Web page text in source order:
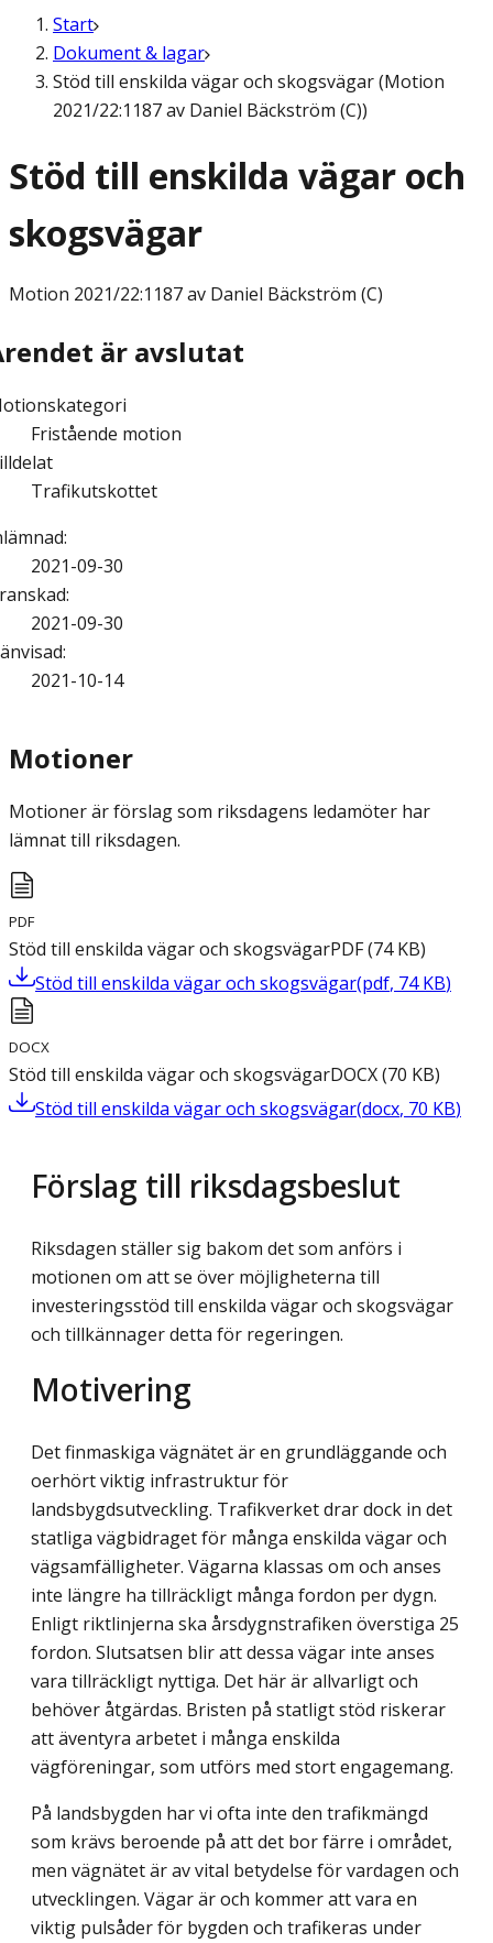
Start
Dokument & lagar
Stöd till enskilda vägar och skogsvägar (Motion
2021/22:1187 av Daniel Bäckström (C))
Stöd till enskilda vägar och
skogsvägar
Motion 2021/22:1187 av Daniel Bäckström (C)
är avslutat
Fristående motion
Trafikutskottet
:
2021-09-30
:
2021-09-30
:
2021-10-14
Motioner
Motioner är förslag som riksdagens ledamöter har
lämnat till riksdagen.
PDF
Stöd till enskilda vägar och skogsvägarPDF(74 KB)
Stöd till enskilda vägar och skogsvägar(pdf, 74 KB)
DOCX
Stöd till enskilda vägar och skogsvägarDOCX(70 KB)
Stöd till enskilda vägar och skogsvägar(docx, 70 KB)
Förslag till riksdagsbeslut
Riksdagen ställer sig bakom det som anförs i
motionen om att se över möjligheterna till
investeringsstöd till enskilda vägar och skogsvägar
och tillkännager detta för regeringen.
Motivering
Det finmaskiga vägnätet är en grundläggande och
oerhört viktig infrastruktur för
landsbygdsutveckling. Trafikverket drar dock in det
statliga vägbidraget för många enskilda vägar och
vägsamfälligheter. Vägarna klassas om och anses
inte längre ha tillräckligt många fordon per dygn.
Enligt riktlinjerna ska årsdygnstrafiken överstiga 25
fordon. Slutsatsen blir att dessa vägar inte anses
vara tillräckligt nyttiga. Det här är allvarligt och
behöver åtgärdas. Bristen på statligt stöd riskerar
att äventyra arbetet i många enskilda
vägföreningar, som utförs med stort engagemang.
På landsbygden har vi ofta inte den trafikmängd
som krävs beroende på att det bor färre i området,
men vägnätet är av vital betydelse för vardagen och
utvecklingen. Vägar är och kommer att vara en
viktig pulsåder för bygden och trafikeras under